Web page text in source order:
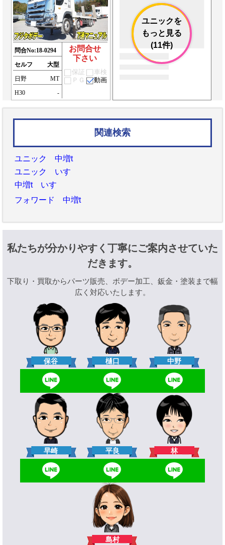
問合No:18-0294
セルフ
大型
日野
MT
H30
-
お問合せ
下さい
保証
車検
ＰＧ
動画
ユニックを
もっと見る
(11件)
関連検索
ユニック 中増t
ユニック いすゞ
中増t いすゞ
フォワード 中増t
私たちが分かりやすく丁寧にご案内させていた
だきます。
下取り・買取からパーツ販売、ボデー加工、鈑金・塗装まで幅
広く対応いたします。
保谷 樋口 中野
早崎 平良 林
島村